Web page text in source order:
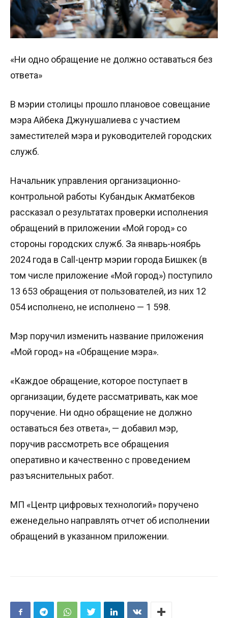
«Ни одно обращение не должно оставаться без
ответа»
В мэрии столицы прошло плановое совещание
мэра Айбека Джунушалиева с участием
заместителей мэра и руководителей городских
служб.
Начальник управления организационно-
контрольной работы Кубандык Акматбеков
рассказал о результатах проверки исполнения
обращений в приложении «Мой город» со
стороны городских служб. За январь-ноябрь
2024 года в Call-центр мэрии города Бишкек (в
том числе приложение «Мой город») поступило
13 653 обращения от пользователей, из них 12
054 исполнено, не исполнено — 1 598.
Мэр поручил изменить название приложения
«Мой город» на «Обращение мэра».
«Каждое обращение, которое поступает в
организации, будете рассматривать, как мое
поручение. Ни одно обращение не должно
оставаться без ответа», — добавил мэр,
поручив рассмотреть все обращения
оперативно и качественно с проведением
разъяснительных работ.
МП «Центр цифровых технологий» поручено
еженедельно направлять отчет об исполнении
обращений в указанном приложении.